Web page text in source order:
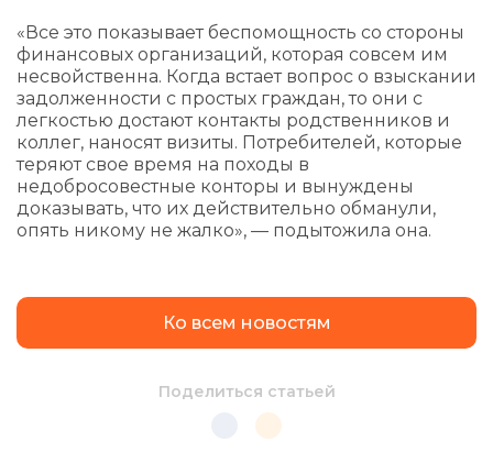
«Все это показывает беспомощность со стороны
финансовых организаций, которая совсем им
несвойственна. Когда встает вопрос о взыскании
задолженности с простых граждан, то они с
легкостью достают контакты родственников и
коллег, наносят визиты. Потребителей, которые
теряют свое время на походы в
недобросовестные конторы и вынуждены
доказывать, что их действительно обманули,
опять никому не жалко», — подытожила она.
Ко всем новостям
Поделиться статьей